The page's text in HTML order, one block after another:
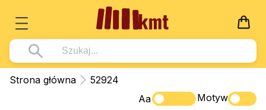
Książki
Wszystko z kategorii - Książki
Strona główna
52924
Aa
Motyw